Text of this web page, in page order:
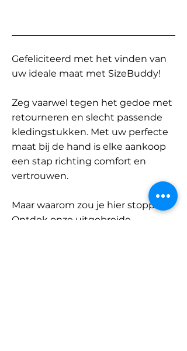
Gefeliciteerd met het vinden van
uw ideale maat met SizeBuddy!
Zeg vaarwel tegen het gedoe met
retourneren en slecht passende
kledingstukken. Met uw perfecte
maat bij de hand is elke aankoop
een stap richting comfort en
vertrouwen.
Maar waarom zou je hier stoppen?
Ontdek onze uitgebreide